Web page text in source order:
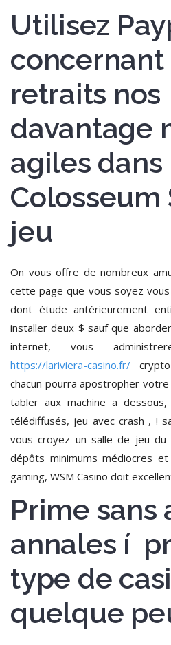
Utilisez
concernant
retraits nos
davantage
agiles dans
Colosseum
jeu
On vous offre de nombreux
cette page que vous soyez
dont étude antérieurement
installer deux $ sauf que
internet, vous
https://lariviera-casino.fr/
chacun pourra apostropher
tabler aux machine a
télédiffusés, jeu avec crash , !
vous croyez un salle de jeu du
dépôts minimums médiocres
gaming, WSM Casino doit
Prime sans
annales í
type de
quelque